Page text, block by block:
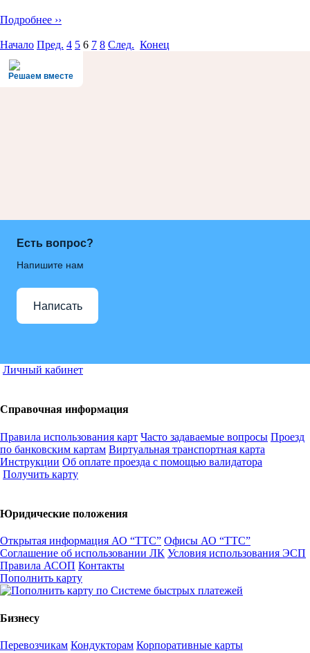
Подробнее ››
Начало Пред. 4 5 6 7 8 След. Конец
Решаем вместе
Есть вопрос?
Напишите нам
Написать
Личный кабинет
Справочная информация
Правила использования карт Часто задаваемые вопросы Проезд
по банковским картам Виртуальная транспортная карта
Инструкции Об оплате проезда с помощью валидатора
Получить карту
Юридические положения
Открытая информация АО “ТТС” Офисы АО “ТТС”
Соглашение об использовании ЛК Условия использования ЭСП
Правила АСОП Контакты
Пополнить карту
Бизнесу
Перевозчикам Кондукторам Корпоративные карты